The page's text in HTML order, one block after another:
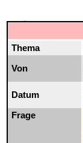
Thema
Von
Datum
Frage